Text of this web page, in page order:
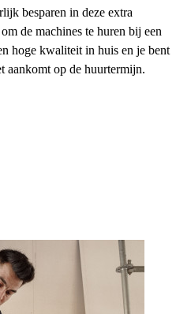
besparen in deze extra
de machines te huren bij een
hoge kwaliteit in huis en je bent
aankomt op de huurtermijn.